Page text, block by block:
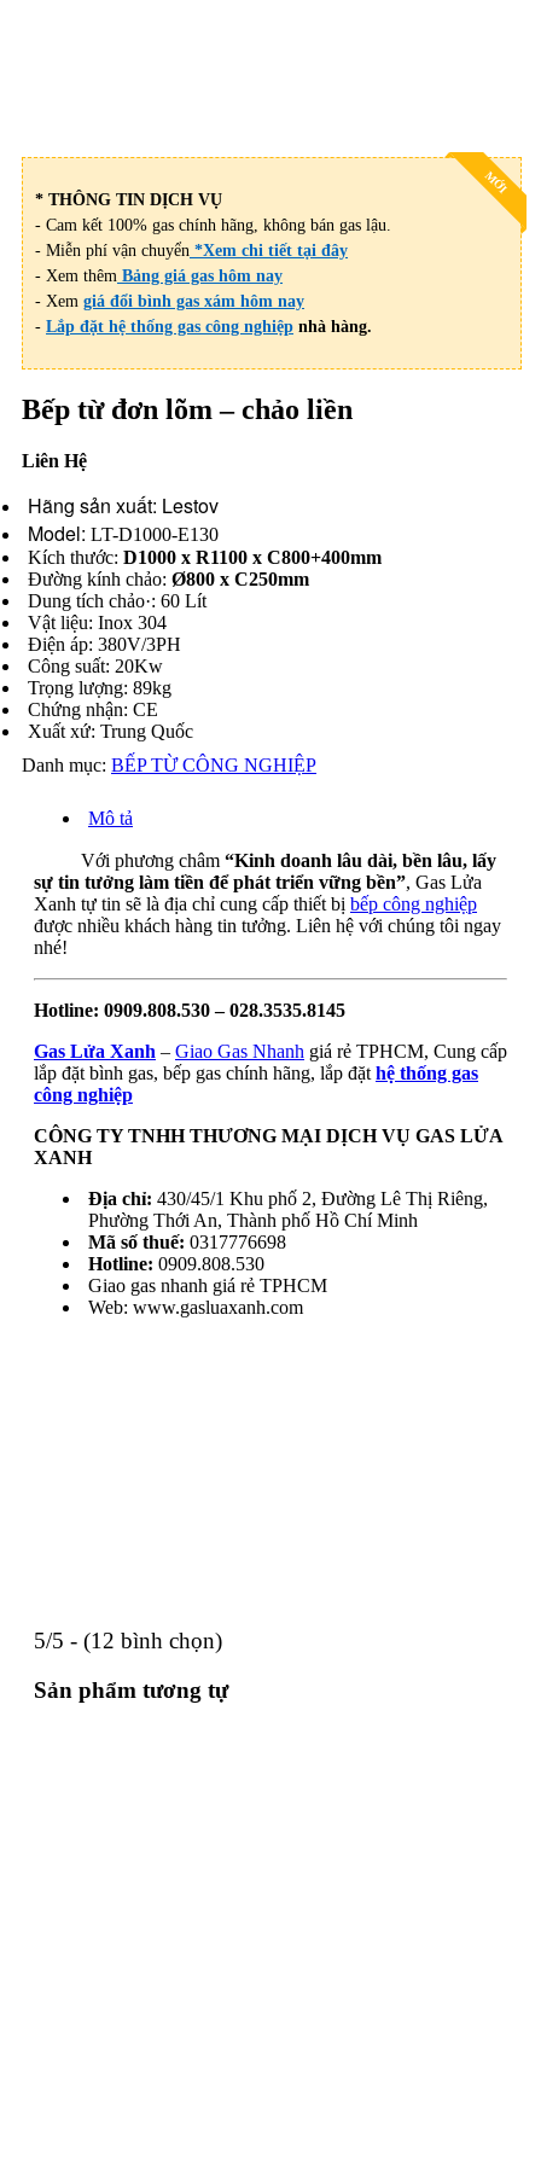
MỚI
* THÔNG TIN DỊCH VỤ
- Cam kết 100% gas chính hãng, không bán gas lậu.
- Miễn phí vận chuyển *Xem chi tiết tại đây
- Xem thêm Bảng giá gas hôm nay
- Xem giá đổi bình gas xám hôm nay
- Lắp đặt hệ thống gas công nghiệp nhà hàng.
Bếp từ đơn lõm – chảo liền
Liên Hệ
Hãng sản xuất: Lestov
Model: LT-D1000-E130
Kích thước: D1000 x R1100 x C800+400mm
Đường kính chảo: Ø800 x C250mm
Dung tích chảo·: 60 Lít
Vật liệu: Inox 304
Điện áp: 380V/3PH
Công suất: 20Kw
Trọng lượng: 89kg
Chứng nhận: CE
Xuất xứ: Trung Quốc
Danh mục: BẾP TỪ CÔNG NGHIỆP
Mô tả
Với phương châm “Kinh doanh lâu dài, bền lâu, lấy
sự tin tưởng làm tiền để phát triển vững bền”, Gas Lửa
Xanh tự tin sẽ là địa chỉ cung cấp thiết bị bếp công nghiệp
được nhiều khách hàng tin tưởng. Liên hệ với chúng tôi ngay
nhé!
Hotline: 0909.808.530 – 028.3535.8145
Gas Lửa Xanh – Giao Gas Nhanh giá rẻ TPHCM, Cung cấp
lắp đặt bình gas, bếp gas chính hãng, lắp đặt hệ thống gas
công nghiệp
CÔNG TY TNHH THƯƠNG MẠI DỊCH VỤ GAS LỬA
XANH
Địa chỉ: 430/45/1 Khu phố 2, Đường Lê Thị Riêng,
Phường Thới An, Thành phố Hồ Chí Minh
Mã số thuế: 0317776698
Hotline: 0909.808.530
Giao gas nhanh giá rẻ TPHCM
Web: www.gasluaxanh.com
5/5 - (12 bình chọn)
Sản phẩm tương tự